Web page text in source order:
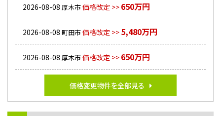
2026-08-08 厚木市価格改定 >> 650万円
2026-08-08 町田市価格改定 >> 5,480万円
2026-08-08 厚木市価格改定 >> 650万円
価格変更物件を全部見る